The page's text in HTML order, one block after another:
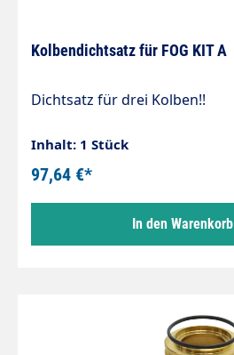
Kolbendichtsatz für FOG KIT A
Dichtsatz für drei Kolben!!
Inhalt: 1 Stück
97,64 €*
In den Warenkorb